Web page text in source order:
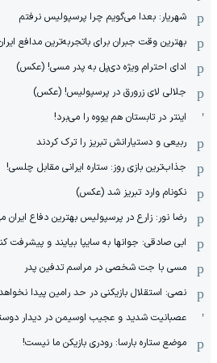
شهریار: بعدا می‌گویم چرا پرسپولیس نرفتم
بهترین وقت جبران برای باتجربه‌ترین مدافع
ادای احترام ویژه دی‌پل به پدر مسی! (عکس)
جلالی لای زرورق در پرسپولیس! (عکس)
اینتر در تابستان هم یووه را می‌برد!
ربیعی و دستیارانش تبریز را ترک کردند
جذاب‌ترین بازی روز: ستاره ایرانی مقابل چلسی!
نکونام وارد تبریز شد (عکس)
رضا نور: زارع در پرسپولیس بهترین دفاع ایران
ابی صادقی: جوانها به سایپا بیایند و پیشرفت
مسی با جت شخصی در مراسم تدفین پدر
نصی: استقلال بازیکنی در حد رامین پیدا
عصبانیت شدید و عجیب اوسیمن در دیدار
موضع ستاره بارسا: رودری بازیکن ما نیست!